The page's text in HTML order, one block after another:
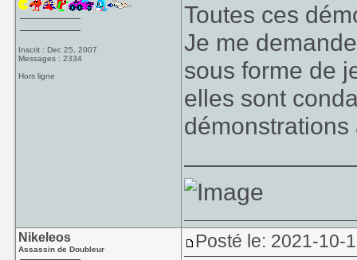
Inscrit : Dec 25, 2007
Messages : 2334
Hors ligne
Toutes ces
Je me
sous forme de
elles sont
Nikeleos
Assassin de Doubleur Posté le: 2021-10-